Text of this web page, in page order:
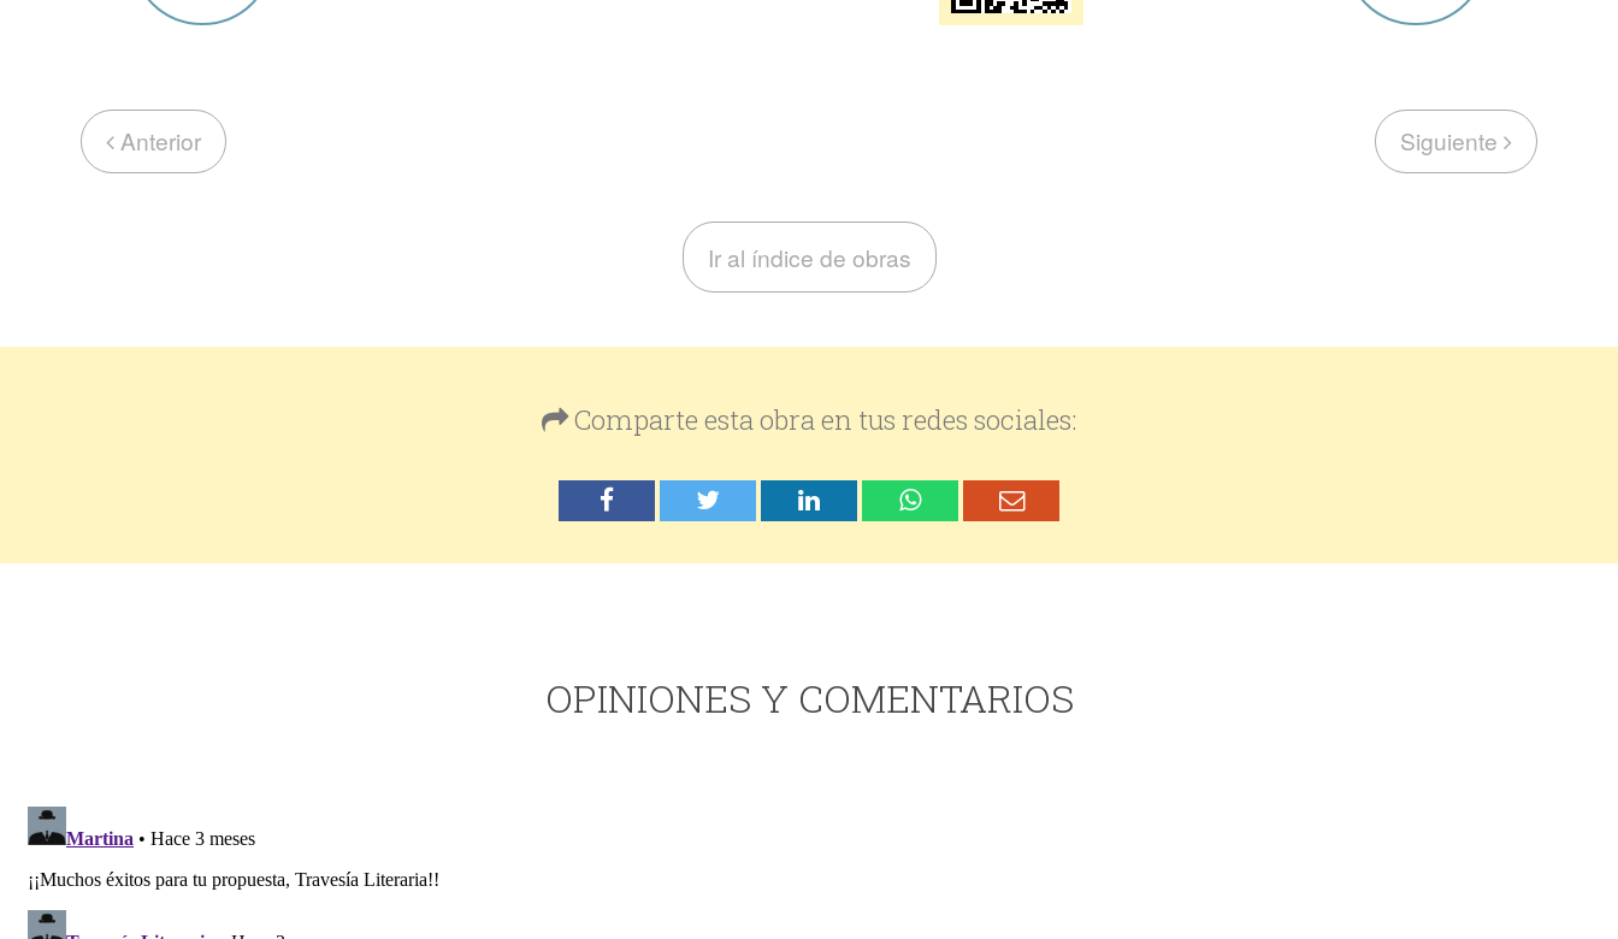
Anterior Siguiente
Ir al índice de obras
Comparte esta obra en tus redes sociales:
OPINIONES Y COMENTARIOS